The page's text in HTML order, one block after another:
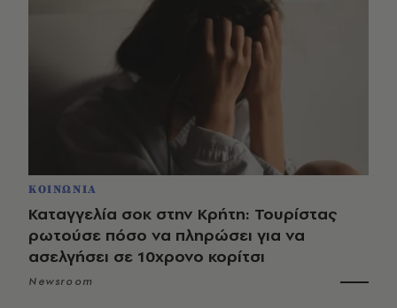
ΚΟΙΝΩΝΙΑ
Καταγγελία σοκ στην Κρήτη: Τουρίστας
ρωτούσε πόσο να πληρώσει για να
ασελγήσει σε 10χρονο κορίτσι
Newsroom